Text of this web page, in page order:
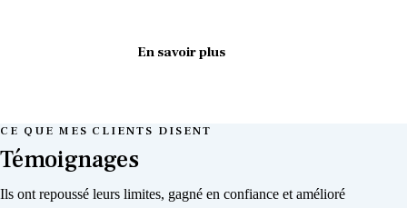
En savoir plus
CE QUE MES CLIENTS DISENT
Témoignages
Ils ont repoussé leurs limites, gagné en confiance et amélioré